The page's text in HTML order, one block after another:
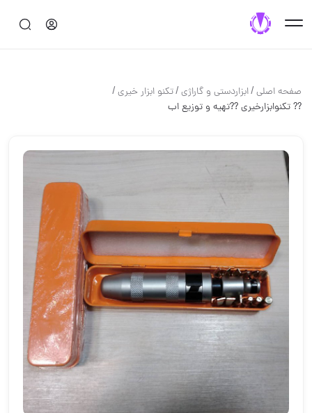
صفحه اصلی/ابزاردستی و گاراژی/تکنو ابزار خیری/
?? تکنوابزارخیری ??تهیه و توزیع اب